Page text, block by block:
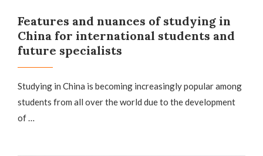
Features and nuances of studying in
China for international students and
future specialists
Studying in China is becoming increasingly popular among
students from all over the world due to the development
of …